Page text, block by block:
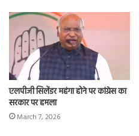
एलपीजी सिलेंडर महंगा होने पर कांग्रेस का
सरकार पर हमला
March 7, 2026